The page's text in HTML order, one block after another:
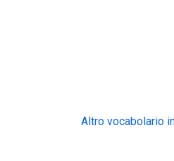
Altro vocabolario